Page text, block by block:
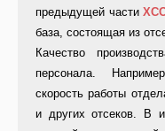
предыдущей части
база, состоящая из
Качество
персонала.
скорость работы
и других отсеков. В